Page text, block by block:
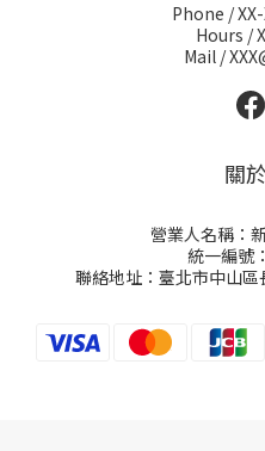
Phone / XX-
Hours /
Mail /
關
營業人名稱：
統一編號
聯絡地址：臺北市中山